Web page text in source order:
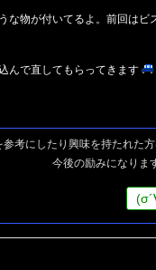
な物が付いてるよ。前回は
んで直してもらってきます
参考にしたり興味を持たれた
今後の励みになりま
(σ